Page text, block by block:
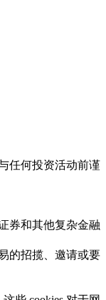
任何投资活动前谨
券和其他复杂金融
的招揽、邀请或要